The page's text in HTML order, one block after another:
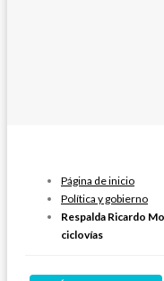
Página de inicio
Política y gobierno
Respalda Ricardo
ciclovías